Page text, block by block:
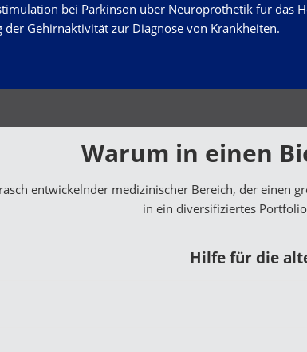
bei Parkinson über Neuroprothetik für das
der Gehirnaktivität zur Diagnose von Krankheiten.
Warum in einen
entwickelnder medizinischer Bereich, der einen
in ein diversifiziertes
Hilfe für die